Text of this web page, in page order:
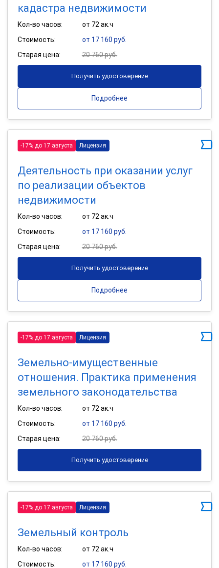
кадастра недвижимости
Кол-во часов:
от 72 ак.ч
Стоимость:
от 17 160 руб.
Старая цена:
20 760 руб.
Получить удостоверение
Подробнее
-17% до 17 августа Лицензия
Деятельность при оказании услуг
по реализации объектов
недвижимости
Кол-во часов:
от 72 ак.ч
Стоимость:
от 17 160 руб.
Старая цена:
20 760 руб.
Получить удостоверение
Подробнее
-17% до 17 августа Лицензия
Земельно-имущественные
отношения. Практика применения
земельного законодательства
Кол-во часов:
от 72 ак.ч
Стоимость:
от 17 160 руб.
Старая цена:
20 760 руб.
Получить удостоверение
-17% до 17 августа Лицензия
Земельный контроль
Кол-во часов:
от 72 ак.ч
Стоимость:
от 17 160 руб.